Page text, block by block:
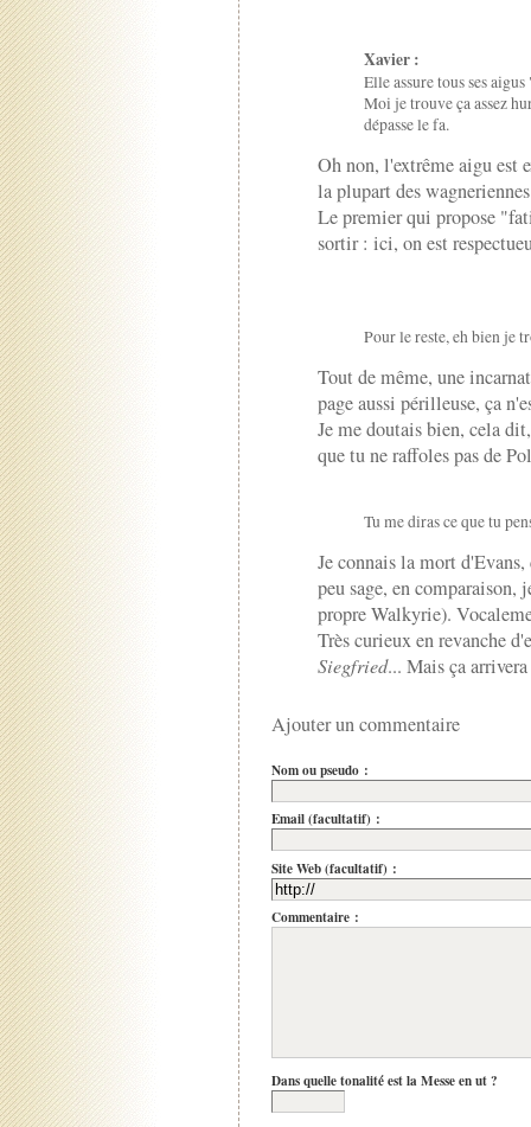
Xavier :
Elle assure tous ses
Moi je trouve ça assez
dépasse le fa.
Oh non, l'extrême aigu est
la plupart des
Le premier qui propose
sortir : ici, on est
Pour le reste, eh bien je
Tout de même, une
page aussi périlleuse, ça
Je me doutais bien, cela
que tu ne raffoles pas de
Tu me diras ce que tu
Je connais la mort
peu sage, en comparaison,
propre Walkyrie).
Très curieux en revanche
Siegfried... Mais ça
Ajouter un commentaire
Nom ou pseudo :
Email (facultatif) :
Site Web (facultatif) :
Commentaire :
Dans quelle tonalité est la Messe en ut ?